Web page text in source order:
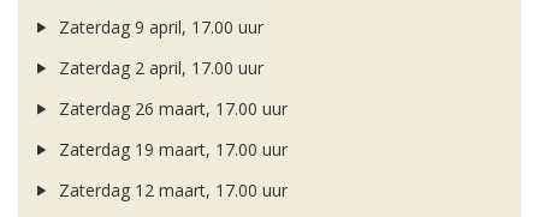
Zaterdag 9 april, 17.00 uur
Zaterdag 2 april, 17.00 uur
Zaterdag 26 maart, 17.00 uur
Zaterdag 19 maart, 17.00 uur
Zaterdag 12 maart, 17.00 uur